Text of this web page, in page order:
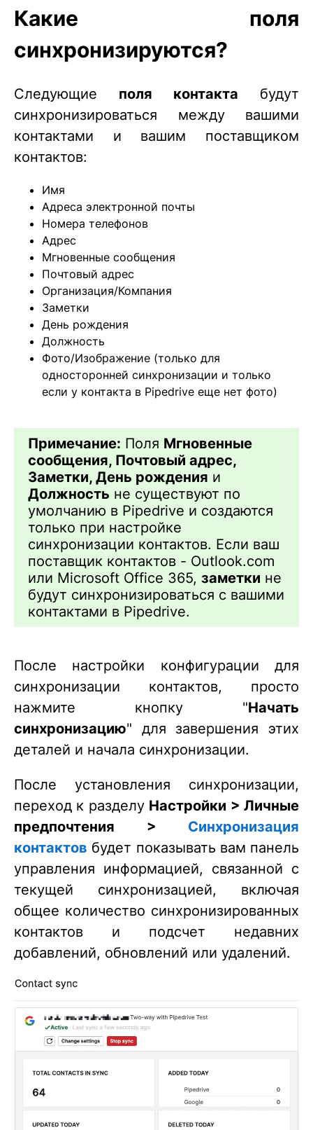
Какие поля
синхронизируются?
Следующие поля контакта будут
синхронизироваться между вашими
контактами и вашим поставщиком
контактов:
Имя
Адреса электронной почты
Номера телефонов
Адрес
Мгновенные сообщения
Почтовый адрес
Организация/Компания
Заметки
День рождения
Должность
Фото/Изображение (только для
односторонней синхронизации и только
если у контакта в Pipedrive еще нет фото)
Примечание: Поля Мгновенные
сообщения, Почтовый адрес,
Заметки, День рождения и
Должность не существуют по
умолчанию в Pipedrive и создаются
только при настройке
синхронизации контактов. Если ваш
поставщик контактов - Outlook.com
или Microsoft Office 365, заметки не
будут синхронизироваться с вашими
контактами в Pipedrive.
После настройки конфигурации для
синхронизации контактов, просто
нажмите кнопку "Начать
синхронизацию" для завершения этих
деталей и начала синхронизации.
После установления синхронизации,
переход к разделу Настройки >Личные
предпочтения > Синхронизация
контактов будет показывать вам панель
управления информацией, связанной с
текущей синхронизацией, включая
общее количество синхронизированных
контактов и подсчет недавних
добавлений, обновлений или удалений.